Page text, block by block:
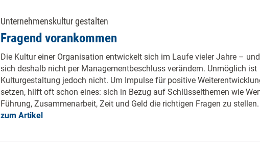
Unternehmenskultur gestalten
Fragend vorankommen
Die Kultur einer Organisation entwickelt sich im Laufe vieler Jahre –
sich deshalb nicht per Managementbeschluss verändern. Unmöglich ist
Kulturgestaltung jedoch nicht. Um Impulse für positive
setzen, hilft oft schon eines: sich in Bezug auf Schlüsselthemen wie
Führung, Zusammenarbeit, Zeit und Geld die richtigen Fragen zu stellen.
zum Artikel